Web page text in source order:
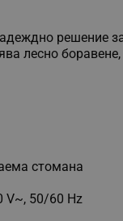
решение
лесно
стомана
V~, 50/60 Hz